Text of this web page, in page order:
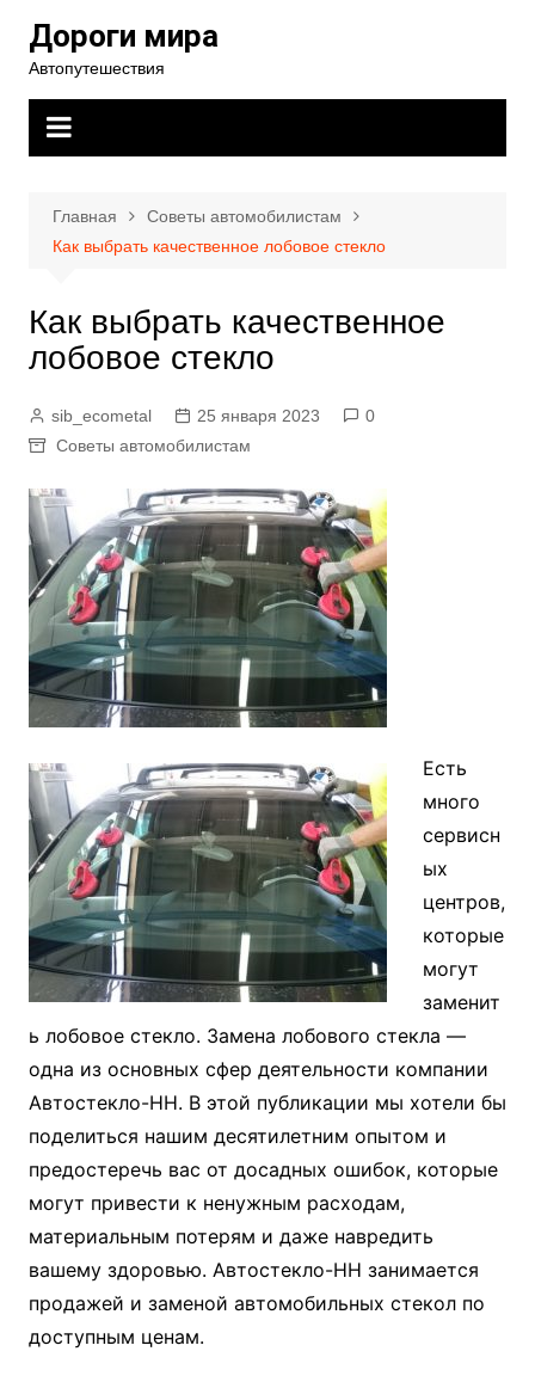
содержимому
Дороги мира
Автопутешествия
Главная
Советы автомобилистам
Как выбрать качественное лобовое стекло
Как выбрать качественное
лобовое стекло
sib_ecometal 25 января 2023
0
Советы автомобилистам
Есть
много
сервисн
ых
центров,
которые
могут
заменит
ь лобовое стекло. Замена лобового стекла —
одна из основных сфер деятельности компании
Автостекло-НН. В этой публикации мы хотели бы
поделиться нашим десятилетним опытом и
предостеречь вас от досадных ошибок, которые
могут привести к ненужным расходам,
материальным потерям и даже навредить
вашему здоровью. Автостекло-НН занимается
продажей и заменой автомобильных стекол по
доступным ценам.